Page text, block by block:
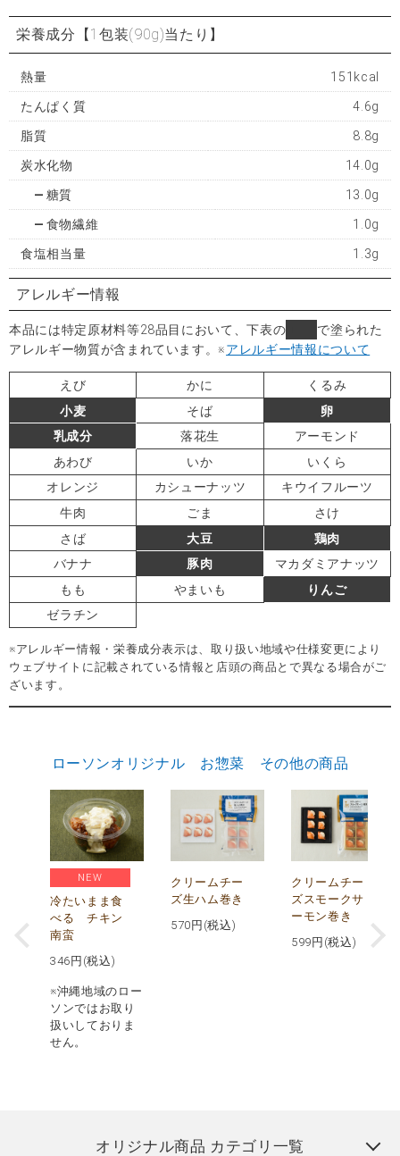
栄養成分 【1包装(90g)当たり】
熱量 151kcal
たんぱく質 4.6g
脂質 8.8g
炭水化物 14.0g
糖質 13.0g
食物繊維 1.0g
食塩相当量 1.3g
アレルギー情報
本品には特定原材料等28品目において、下表の
で塗られた
アレルギー物質が含まれています。※アレルギー情報について
えび かに
くるみ
小麦
そば
卵
乳成分
落花生
アーモンド
あわび
いか
いくら
オレンジ
カシューナッツ
キウイフルーツ
牛肉
ごま
さけ
さば
大豆
鶏肉
バナナ
豚肉
マカダミアナッツ
もも
やまいも
りんご
ゼラチン
※アレルギー情報・栄養成分表示は、取り扱い地域や仕様変更により
ウェブサイトに記載されている情報と店頭の商品とで異なる場合がご
ざいます。
ローソンオリジナル お惣菜 その他の商品
NEW
冷たいまま食
べる チキン
南蛮
346 円(税込)
※沖縄地域のロー
ソンではお取り
扱いしておりま
せん。
クリームチー
ズ生ハム巻き
570 円(税込)
クリームチー
ズスモークサ
ーモン巻き
599 円(税込)
オリジナル商品 カテゴリ一覧